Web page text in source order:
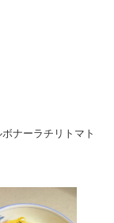
ナーラチリトマト